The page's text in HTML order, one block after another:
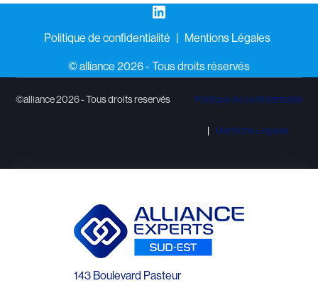
LinkedIn
Politique de confidentialité Mentions Légales
©️ alliance 2026 - Tous droits réservés
©alliance 2026 - Tous droits reservés Politique de confidentialité
Mentions Légales
143 Boulevard Pasteur